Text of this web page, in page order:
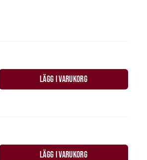
LÄGG I VARUKORG
LÄGG I VARUKORG